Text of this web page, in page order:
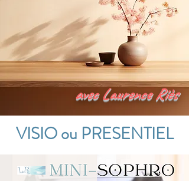
avec Laurence Riès
VISIO ou PRESENTIEL